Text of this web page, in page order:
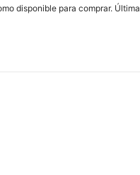
disponible para comprar. Última